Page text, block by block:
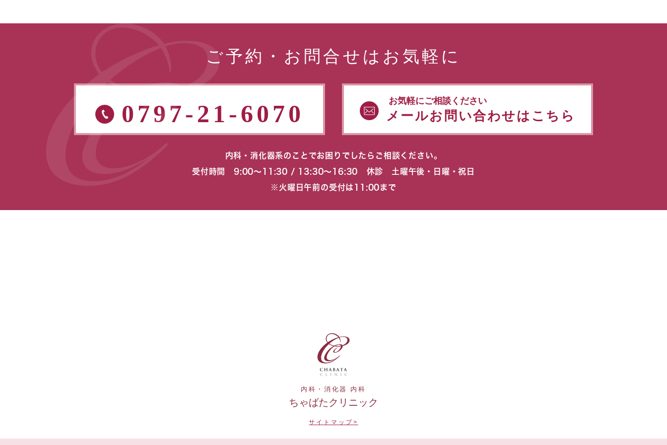
ご予約・お問合せはお気軽に
0797-21-6070 お気軽にご相談ください
メールお問い合わせはこちら
内科・消化器系のことでお困りでしたらご相談ください。
受付時間 9:00〜11:30 / 13:30〜16:30 休診 土曜午後・日曜・祝日
※火曜日午前の受付は11:00まで
内科・消化器 内科
ちゃばたクリニック
サイトマップ>